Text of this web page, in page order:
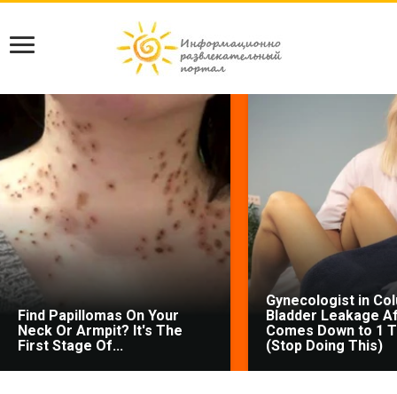
Find Papillomas On Your
Neck Or Armpit? It's The
First Stage Of...
Gynecologist in
Bladder Leakage
Comes Down to 1
(Stop Doing This)